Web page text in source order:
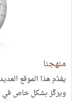
منهجنا
يقدّم هذا الموقع
ويركّز بشكل خاص